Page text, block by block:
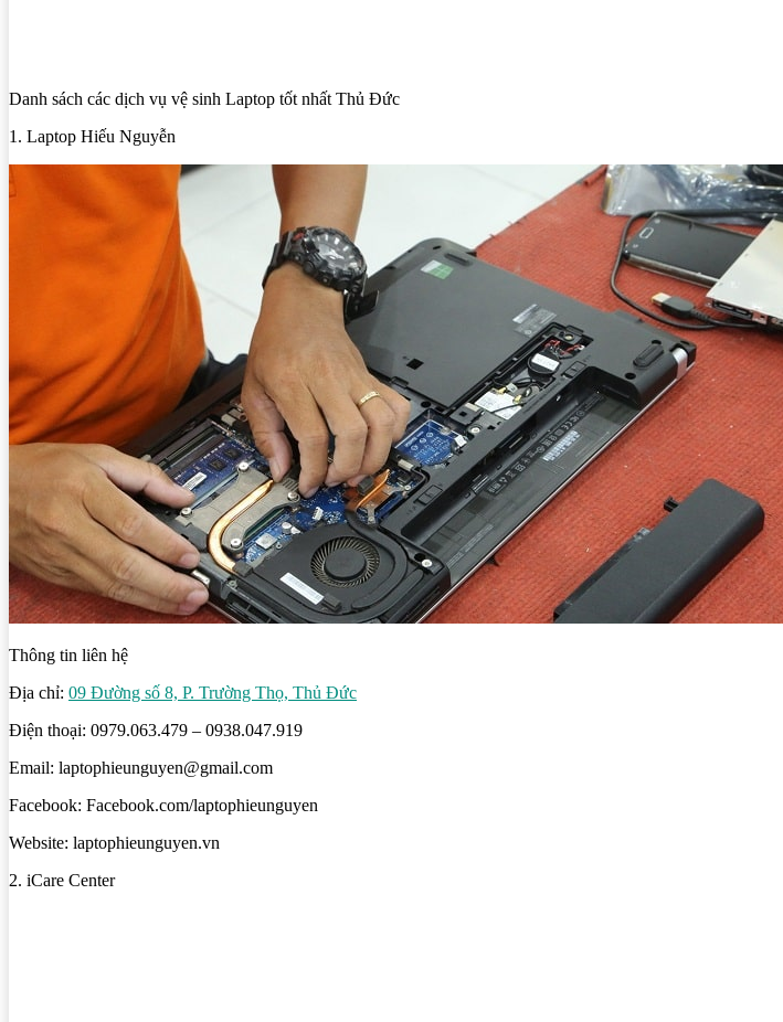
Danh sách các dịch vụ vệ sinh Laptop tốt nhất Thủ Đức
1. Laptop Hiếu Nguyễn
Thông tin liên hệ
Địa chỉ: 09 Đường số 8, P. Trường Thọ, Thủ Đức
Điện thoại: 0979.063.479 – 0938.047.919
Email: laptophieunguyen@gmail.com
Facebook: Facebook.com/laptophieunguyen
Website: laptophieunguyen.vn
2. iCare Center